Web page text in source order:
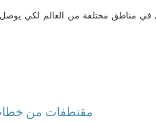
في مناطق مختلفة من العالم لكي
مقتطفات من